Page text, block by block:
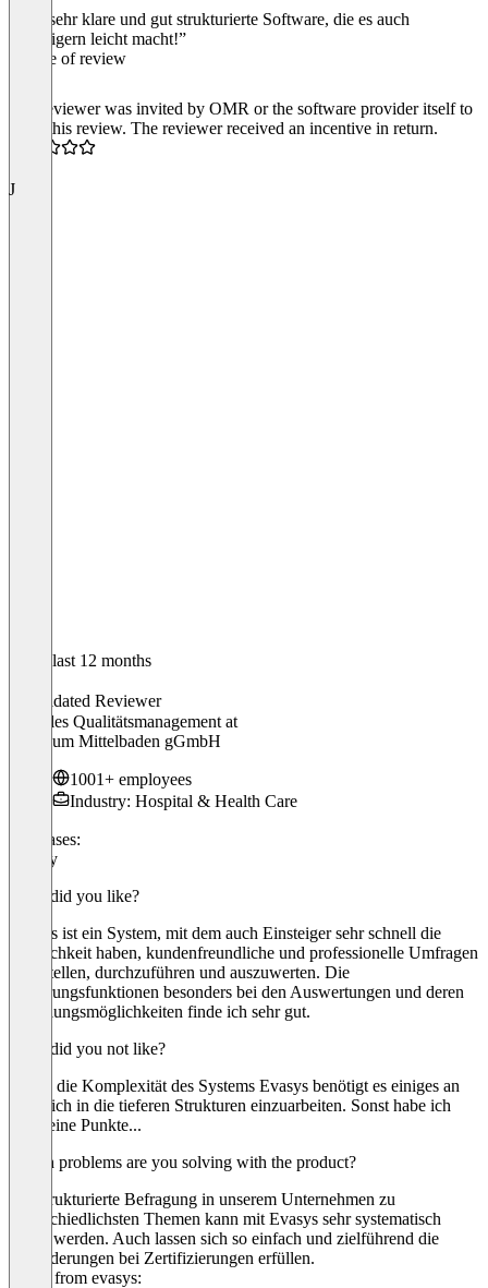
“eine sehr klare und gut strukturierte Software, die es auch
Einsteigern leicht macht!”
Source of review
The reviewer was invited by OMR or the software provider itself to
write this review. The reviewer received an incentive in return.
J
In the last 12 months
Validated Reviewer
zentrales Qualitätsmanagement at
Klinikum Mittelbaden gGmbH
1001+ employees
Industry: Hospital & Health Care
Use cases:
Survey
What did you like?
Evasys ist ein System, mit dem auch Einsteiger sehr schnell die
Möglichkeit haben, kundenfreundliche und professionelle Umfragen
zu erstellen, durchzuführen und auszuwerten. Die
Steuerungsfunktionen besonders bei den Auswertungen und deren
Verteilungsmöglichkeiten finde ich sehr gut.
What did you not like?
Durch die Komplexität des Systems Evasys benötigt es einiges an
Zeit, sich in die tieferen Strukturen einzuarbeiten. Sonst habe ich
hier keine Punkte...
Which problems are you solving with the product?
Die strukturierte Befragung in unserem Unternehmen zu
unterschiedlichsten Themen kann mit Evasys sehr systematisch
gelöst werden. Auch lassen sich so einfach und zielführend die
Anforderungen bei Zertifizierungen erfüllen.
Reply from evasys: